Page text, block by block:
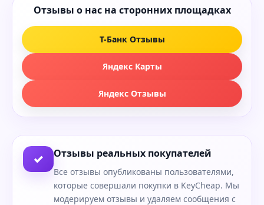
Отзывы о нас на сторонних площадках
Т-Банк Отзывы
Яндекс Карты
Яндекс Отзывы
✓ Отзывы реальных покупателей
Все отзывы опубликованы пользователями,
которые совершали покупки в KeyCheap. Мы
модерируем отзывы и удаляем сообщения с